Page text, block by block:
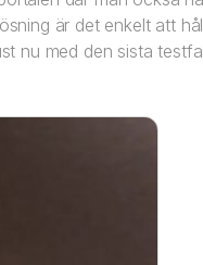
är det enkelt att
nu med den sista